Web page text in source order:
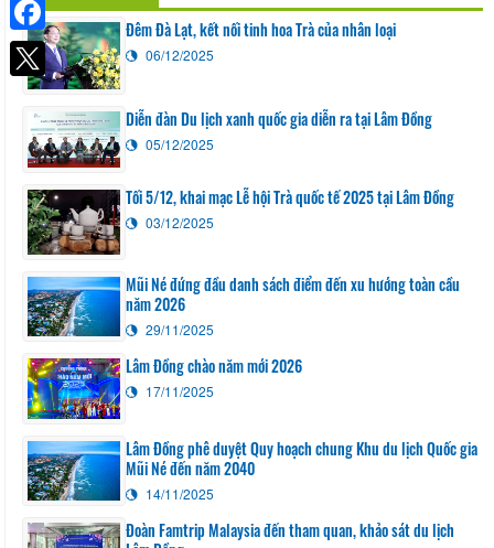
Đêm Đà Lạt, kết nối tinh hoa Trà của nhân loại
06/12/2025
Diễn đàn Du lịch xanh quốc gia diễn ra tại Lâm Đồng
05/12/2025
Tối 5/12, khai mạc Lễ hội Trà quốc tế 2025 tại Lâm Đồng
03/12/2025
Mũi Né đứng đầu danh sách điểm đến xu hướng toàn cầu
năm 2026
29/11/2025
Lâm Đồng chào năm mới 2026
17/11/2025
Lâm Đồng phê duyệt Quy hoạch chung Khu du lịch Quốc gia
Mũi Né đến năm 2040
14/11/2025
Đoàn Famtrip Malaysia đến tham quan, khảo sát du lịch
Facebook